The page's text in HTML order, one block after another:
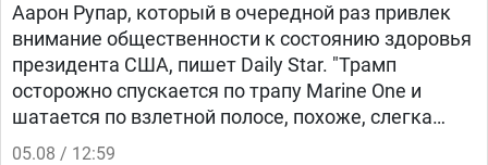
Аарон Рупар, который в очередной раз привлек
внимание общественности к состоянию здоровья
президента США, пишет Daily Star. "Трамп
осторожно спускается по трапу Marine One и
шатается по взлетной полосе, похоже, слегка
прихрамывая", — написал журналист.
05.08 / 12:59